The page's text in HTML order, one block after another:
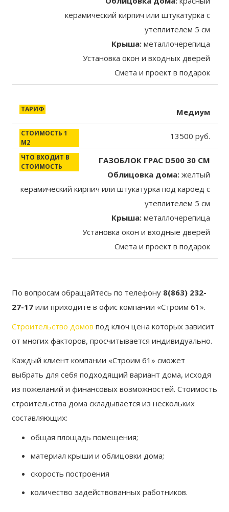
керамический кирпич или штукатурка с
утеплителем 5 см
Крыша:металлочерепица
Установка окон и входных дверей
Смета и проект в подарок
Медиум
13500 руб.
ГАЗОБЛОК ГРАС D500 30 СМ
Облицовка дома:желтый
керамический кирпич или штукатурка под кароед с
утеплителем 5 см
Крыша:металлочерепица
Установка окон и входные дверей
Смета и проект в подарок
По вопросам обращайтесь по телефону 8(863) 232-
27-17или приходите в офис компании «Строим 61».
Строительство домов под ключ цена которых зависит
от многих факторов, просчитывается индивидуально.
Каждый клиент компании «Строим 61» сможет
выбрать для себя подходящий вариант дома, исходя
из пожеланий и финансовых возможностей. Стоимость
строительства дома складывается из нескольких
составляющих:
общая площадь помещения;
материал крыши и облицовки дома;
скорость построения
количество задействованных работников.